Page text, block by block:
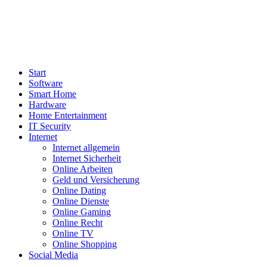
Start
Software
Smart Home
Hardware
Home Entertainment
IT Security
Internet
Internet allgemein
Internet Sicherheit
Online Arbeiten
Geld und Versicherung
Online Dating
Online Dienste
Online Gaming
Online Recht
Online TV
Online Shopping
Social Media